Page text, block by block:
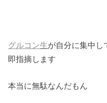
グルコン生が自分に集中し
即指摘します
本当に無駄なんだもん